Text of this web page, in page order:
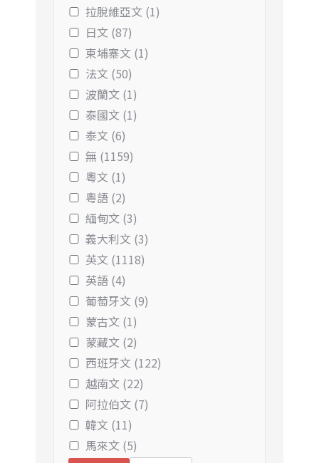
拉脫維亞文 (1)
日文 (87)
柬埔寨文 (1)
法文 (50)
波蘭文 (1)
泰國文 (1)
泰文 (6)
無 (1159)
粵文 (1)
粵語 (2)
緬甸文 (3)
義大利文 (3)
英文 (1118)
英語 (4)
葡萄牙文 (9)
蒙古文 (1)
蒙藏文 (2)
西班牙文 (122)
越南文 (22)
阿拉伯文 (7)
韓文 (11)
馬來文 (5)